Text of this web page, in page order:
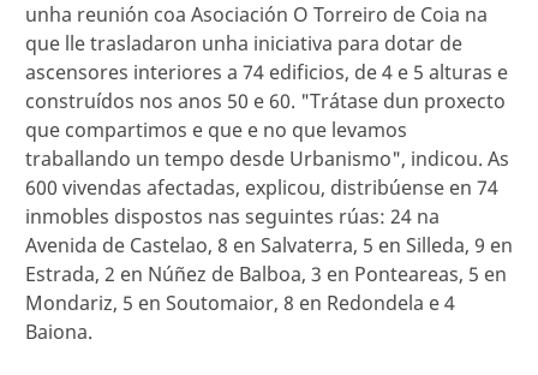
unha reunión coa Asociación O Torreiro de Coia na
que lle trasladaron unha iniciativa para dotar de
ascensores interiores a 74 edificios, de 4 e 5 alturas e
construídos nos anos 50 e 60. "Trátase dun proxecto
que compartimos e que e no que levamos
traballando un tempo desde Urbanismo", indicou. As
600 vivendas afectadas, explicou, distribúense en 74
inmobles dispostos nas seguintes rúas: 24 na
Avenida de Castelao, 8 en Salvaterra, 5 en Silleda, 9 en
Estrada, 2 en Núñez de Balboa, 3 en Ponteareas, 5 en
Mondariz, 5 en Soutomaior, 8 en Redondela e 4
Baiona.